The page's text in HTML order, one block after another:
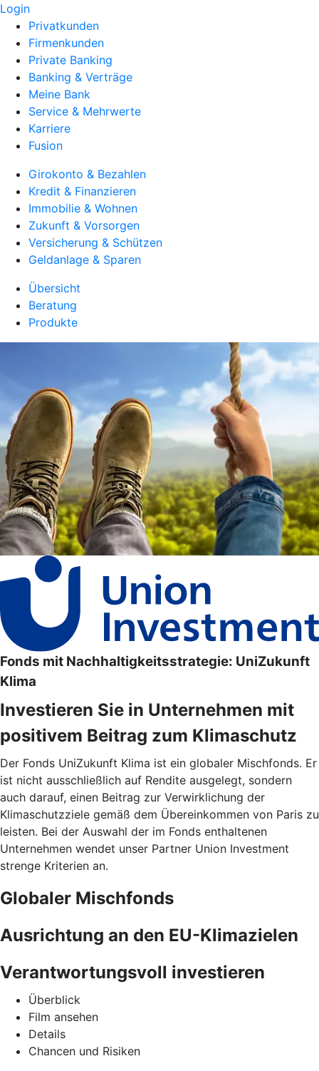
Login
Privatkunden
Firmenkunden
Private Banking
Banking & Verträge
Meine Bank
Service & Mehrwerte
Karriere
Fusion
Girokonto & Bezahlen
Kredit & Finanzieren
Immobilie & Wohnen
Zukunft & Vorsorgen
Versicherung & Schützen
Geldanlage & Sparen
Übersicht
Beratung
Produkte
Fonds mit Nachhaltigkeitsstrategie: UniZukunft
Klima
Investieren Sie in Unternehmen mit
positivem Beitrag zum Klimaschutz
Der Fonds UniZukunft Klima ist ein globaler Mischfonds. Er
ist nicht ausschließlich auf Rendite ausgelegt, sondern
auch darauf, einen Beitrag zur Verwirklichung der
Klimaschutzziele gemäß dem Übereinkommen von Paris zu
leisten. Bei der Auswahl der im Fonds enthaltenen
Unternehmen wendet unser Partner Union Investment
strenge Kriterien an.
Globaler Mischfonds
Ausrichtung an den EU-Klimazielen
Verantwortungsvoll investieren
Überblick
Film ansehen
Details
Chancen und Risiken